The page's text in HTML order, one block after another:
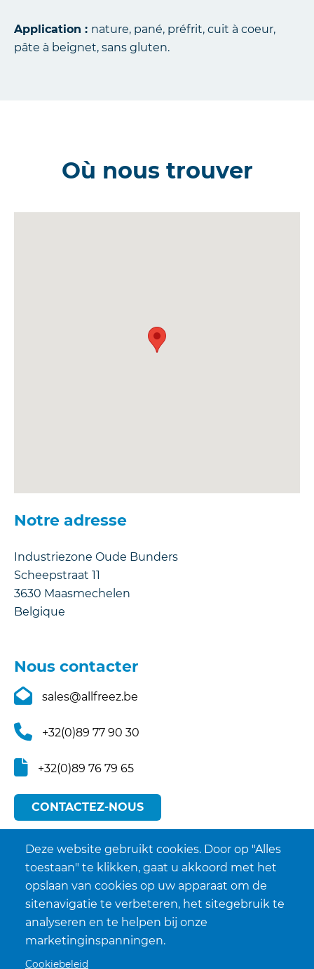
Application : nature, pané, préfrit, cuit à coeur,
pâte à beignet, sans gluten.
Où nous trouver
Notre adresse
Industriezone Oude Bunders
Scheepstraat 11
3630 Maasmechelen
Belgique
Nous contacter
sales@allfreez.be
+32(0)89 77 90 30
+32(0)89 76 79 65
CONTACTEZ-NOUS
Deze website gebruikt cookies. Door op "Alles
toestaan" te klikken, gaat u akkoord met het
opslaan van cookies op uw apparaat om de
sitenavigatie te verbeteren, het sitegebruik te
analyseren en te helpen bij onze
marketinginspanningen.
Cookiebeleid